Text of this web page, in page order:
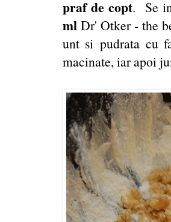
praf de copt. Se
ml Dr' Otker - the
unt si pudrata cu
macinate, iar apoi